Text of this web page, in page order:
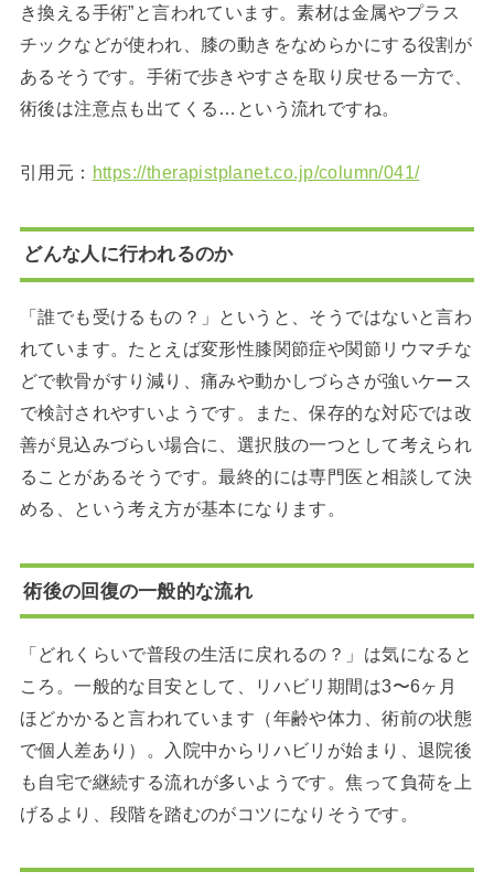
き換える手術”と言われています。素材は金属やプラス
チックなどが使われ、膝の動きをなめらかにする役割が
あるそうです。手術で歩きやすさを取り戻せる一方で、
術後は注意点も出てくる…という流れですね。
引用元： https://therapistplanet.co.jp/column/041/
どんな人に行われるのか
「誰でも受けるもの？」というと、そうではないと言わ
れています。たとえば変形性膝関節症や関節リウマチな
どで軟骨がすり減り、痛みや動かしづらさが強いケース
で検討されやすいようです。また、保存的な対応では改
善が見込みづらい場合に、選択肢の一つとして考えられ
ることがあるそうです。最終的には専門医と相談して決
める、という考え方が基本になります。
術後の回復の一般的な流れ
「どれくらいで普段の生活に戻れるの？」は気になると
ころ。一般的な目安として、リハビリ期間は3〜6ヶ月
ほどかかると言われています（年齢や体力、術前の状態
で個人差あり）。入院中からリハビリが始まり、退院後
も自宅で継続する流れが多いようです。焦って負荷を上
げるより、段階を踏むのがコツになりそうです。